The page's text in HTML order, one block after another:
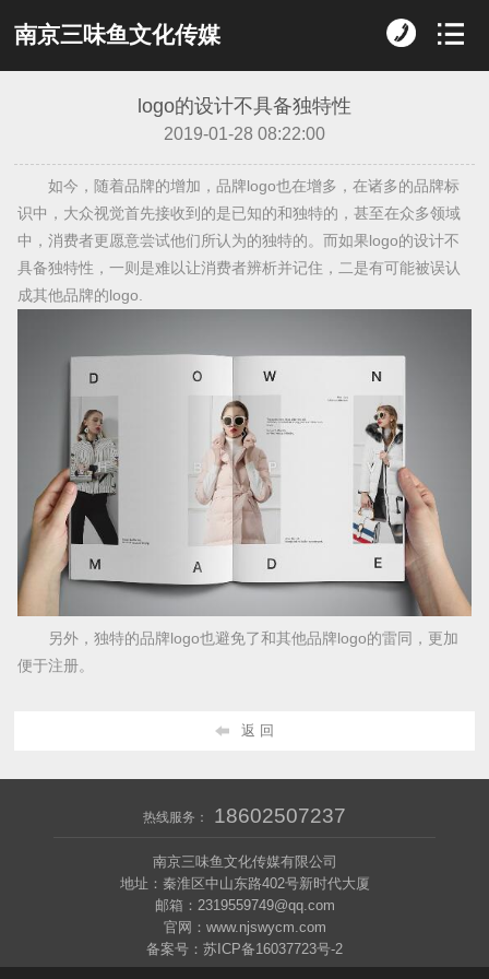
南京三味鱼文化传媒
logo的设计不具备独特性
2019-01-28 08:22:00
如今，随着品牌的增加，品牌logo也在增多，在诸多的品牌标
识中，大众视觉首先接收到的是已知的和独特的，甚至在众多领域
中，消费者更愿意尝试他们所认为的独特的。而如果logo的设计不
具备独特性，一则是难以让消费者辨析并记住，二是有可能被误认
成其他品牌的logo.
另外，独特的品牌logo也避免了和其他品牌logo的雷同，更加
便于注册。
返 回
热线服务： 18602507237
南京三味鱼文化传媒有限公司
地址：秦淮区中山东路402号新时代大厦
邮箱：2319559749@qq.com
官网：www.njswycm.com
备案号：苏ICP备16037723号-2